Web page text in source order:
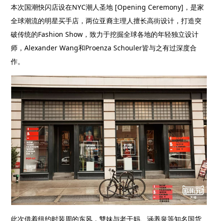
本次国潮快闪店设在NYC潮人圣地 [Opening Ceremony] ，是家
全球潮流的明星买手店，两位亚裔主理人擅长高街设计，打造突
破传统的Fashion Show ，致力于挖掘全球各地的年轻独立设计
师，Alexander Wang和Proenza Schouler皆与之有过深度合
作。
此次借着纽约时装周的东风，雙妹与老干妈、涵养泉等知名国货